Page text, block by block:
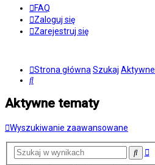
FAQ
Zaloguj się
Zarejestruj się
Strona główna Szukaj
Szukaj
Aktywne tematy
Wyszukiwanie zaawansowane